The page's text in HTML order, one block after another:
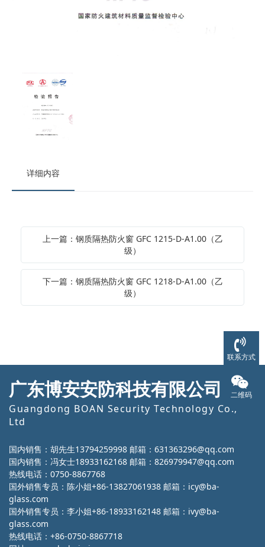
详细内容
上一篇：钢质隔热防火窗 GFC 1215-D-A1.00（乙
级）
下一篇：钢质隔热防火窗 GFC 1218-D-A1.00（乙
级）
广东博安安防科技有限公司
Guangdong BOAN Security Technology Co.,
Ltd
国内销售：胡先生13794259998 邮箱：631363296@qq.com
国内销售：冯女士18933162168 邮箱：826979947@qq.com
热线电话：0750-8867768
国外销售专员：陈小姐+86-13827061938 邮箱：icy@ba-
glass.com
国外销售专员：李小姐+86-18933162148 邮箱：ivy@ba-
glass.com
热线电话：+86-0750-8867718
联系方式
二维码